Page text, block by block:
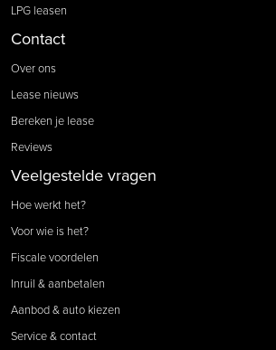
LPG leasen
Contact
Over ons
Lease nieuws
Bereken je lease
Reviews
Veelgestelde vragen
Hoe werkt het?
Voor wie is het?
Fiscale voordelen
Inruil & aanbetalen
Aanbod & auto kiezen
Service & contact